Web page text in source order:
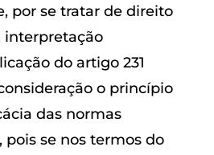
por se tratar de direito
do artigo 231
o princípio
das normas
se nos termos do